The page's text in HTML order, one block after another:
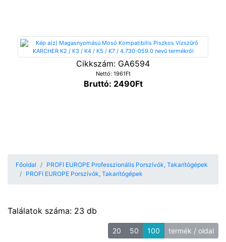
Cikkszám: GA6594
Nettó: 1961Ft
Bruttó: 2490Ft
Főoldal
PROFI EUROPE Professzionális Porszívók, Takarítógépek
PROFI EUROPE Porszívók, Takarítógépek
Találatok száma: 23 db
20 50 100 termék / oldal